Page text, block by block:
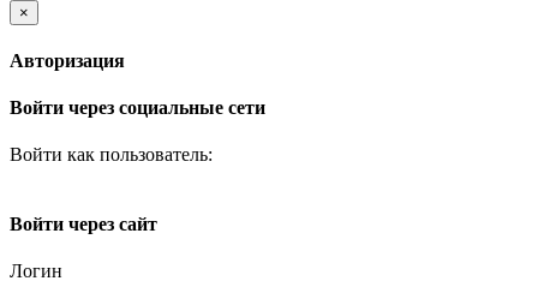
×
Авторизация
Войти через социальные сети
Войти как пользователь:
Войти через сайт
Логин